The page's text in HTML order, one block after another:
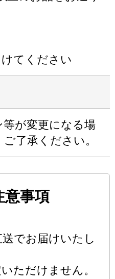
てください
が変更になる場
了承ください。
意事項
でお届けいたし
ただけません。